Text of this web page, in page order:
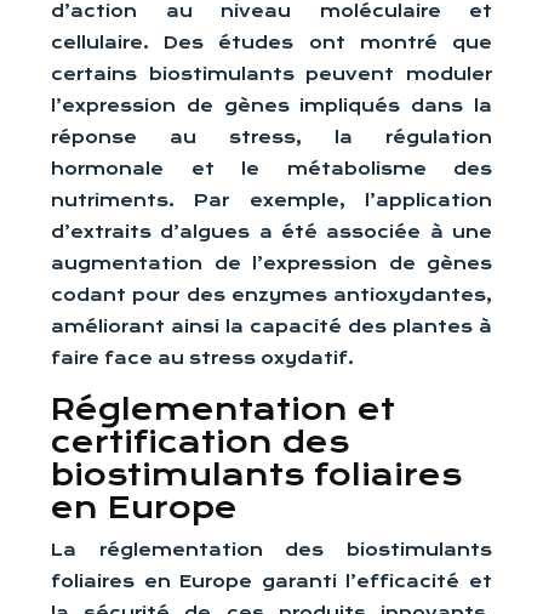
d’action au niveau moléculaire et
cellulaire. Des études ont montré que
certains biostimulants peuvent moduler
l’expression de gènes impliqués dans la
réponse au stress, la régulation
hormonale et le métabolisme des
nutriments. Par exemple, l’application
d’extraits d’algues a été associée à une
augmentation de l’expression de gènes
codant pour des enzymes antioxydantes,
améliorant ainsi la capacité des plantes à
faire face au stress oxydatif.
Réglementation et
certification des
biostimulants foliaires
en Europe
La réglementation des biostimulants
foliaires en Europe garanti l’efficacité et